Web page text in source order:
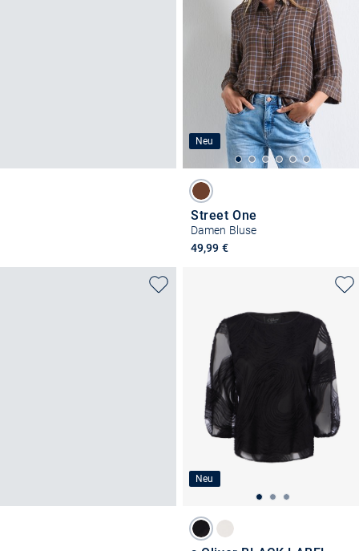
Neu
Street One
Damen Bluse
49,99 €
Neu